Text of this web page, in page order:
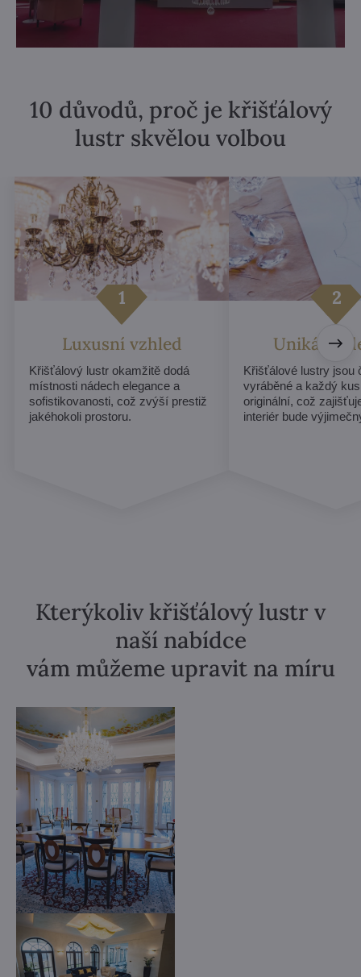
10 důvodů, proč je křišťálový
lustr skvělou volbou
Luxusní vzhled
Křišťálový lustr okamžitě dodá
místnosti nádech elegance a
sofistikovanosti, což zvýší prestiž
jakéhokoli prostoru.
Unikátní
Křišťálové lustry jsou
vyráběné a každý
originální, což
interiér bude
Kterýkoliv křišťálový lustr v
naší nabídce
vám můžeme upravit na míru